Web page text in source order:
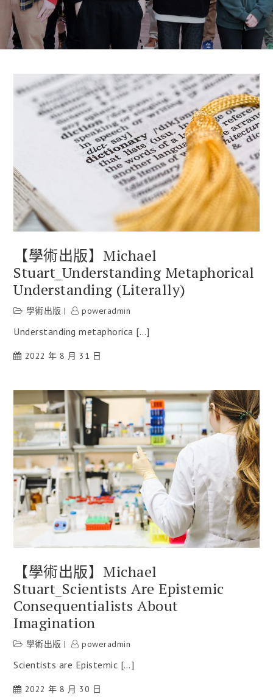
【學術出版】Michael
Stuart_Understanding Metaphorical
Understanding (literally)
學術出版 poweradmin
Understanding metaphorica […]
2022 年 8 月 31 日
【學術出版】Michael
Stuart_Scientists Are Epistemic
Consequentialists About
Imagination
學術出版 poweradmin
Scientists are Epistemic […]
2022 年 8 月 30 日